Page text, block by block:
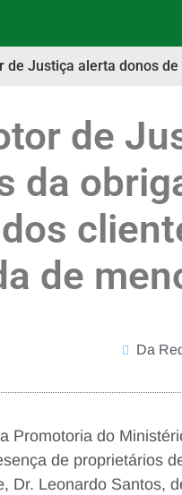
de Justiça alerta donos
de
da
de
Da
Promotoria do
de proprietários
Dr. Leonardo Santos,